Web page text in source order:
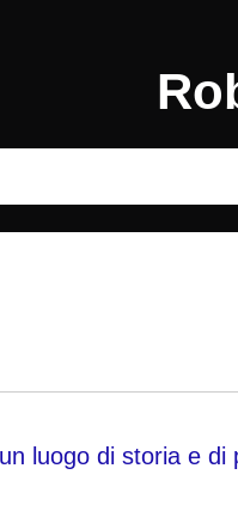
luogo di storia e di